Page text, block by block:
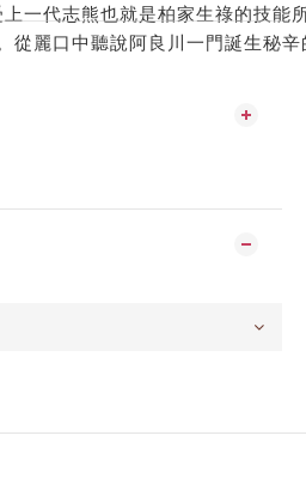
一代志熊也就是柏家生祿的技
從麗口中聽說阿良川一門誕生秘